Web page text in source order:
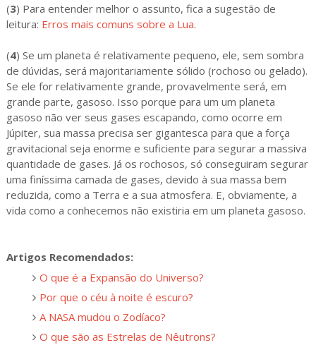
(3) Para entender melhor o assunto, fica a sugestão de
leitura: Erros mais comuns sobre a Lua.
(4) Se um planeta é relativamente pequeno, ele, sem sombra
de dúvidas, será majoritariamente sólido (rochoso ou gelado).
Se ele for relativamente grande, provavelmente será, em
grande parte, gasoso. Isso porque para um um planeta
gasoso não ver seus gases escapando, como ocorre em
Júpiter, sua massa precisa ser gigantesca para que a força
gravitacional seja enorme e suficiente para segurar a massiva
quantidade de gases. Já os rochosos, só conseguiram segurar
uma finíssima camada de gases, devido à sua massa bem
reduzida, como a Terra e a sua atmosfera. E, obviamente, a
vida como a conhecemos não existiria em um planeta gasoso.
Artigos Recomendados:
O que é a Expansão do Universo?
Por que o céu à noite é escuro?
A NASA mudou o Zodíaco?
O que são as Estrelas de Nêutrons?